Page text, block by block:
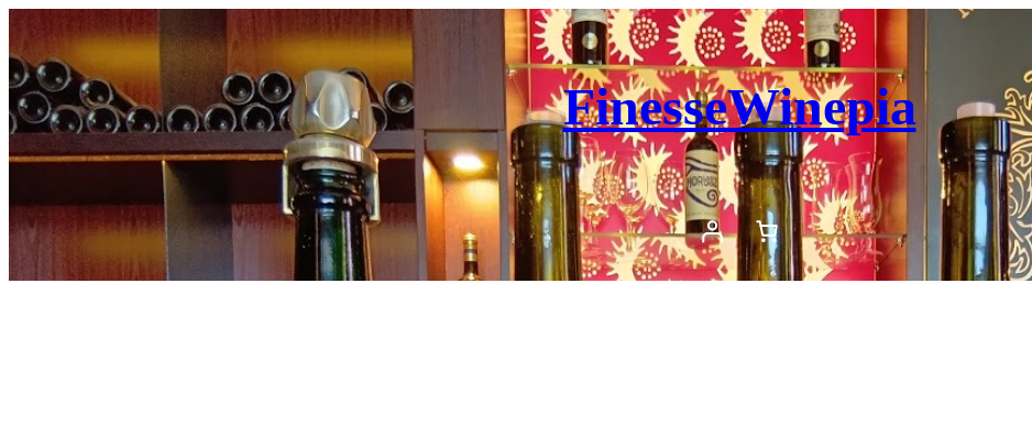
内
容
を
ス
キ
プ
FinesseWinepia